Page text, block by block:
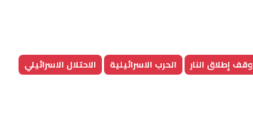
وقف إطلاق النار الحرب الاسرائيلية
الاحتلال الاسرائيلي